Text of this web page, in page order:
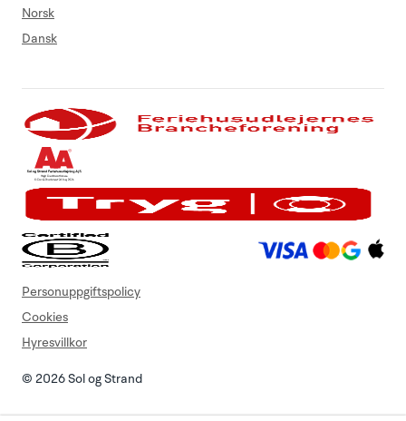
Norsk
Dansk
© 2026 Sol og Strand
Personuppgiftspolicy
Cookies
Hyresvillkor